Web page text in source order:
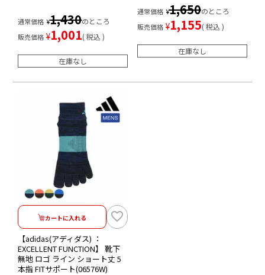
通常価格 ¥1,430のところ
販売価格 ¥1,001 税込
在庫なし
通常価格 ¥1,650のところ
販売価格 ¥1,155 税込
在庫なし
カートに入れる
【adidas(アディダス) ：
EXCELLENT FUNCTION】 靴下
無地 ロゴ ライン ショート丈 5
本指 FITサポート(06576W)